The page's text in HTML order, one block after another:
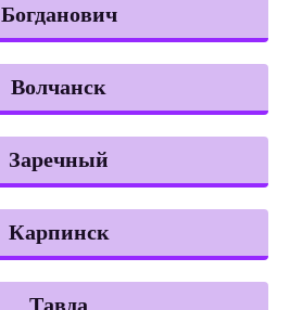
Богданович
Волчанск
Заречный
Карпинск
Тавда